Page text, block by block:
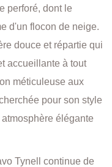
perforé, dont le
d'un flocon de neige.
douce et répartie qui
accueillante à tout
méticuleuse aux
pour son style
élégante
Tynell continue de